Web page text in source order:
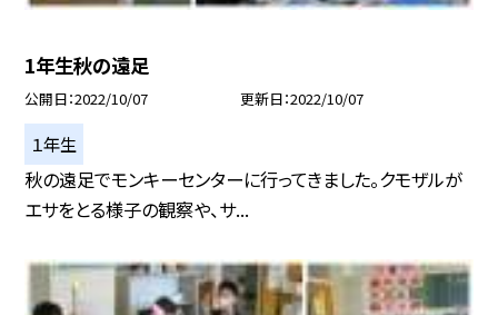
1年生秋の遠足
公開日 2022/10/07 更新日 2022/10/07
１年生
秋の遠足でモンキーセンターに行ってきました。クモザルが
エサをとる様子の観察や、サ...